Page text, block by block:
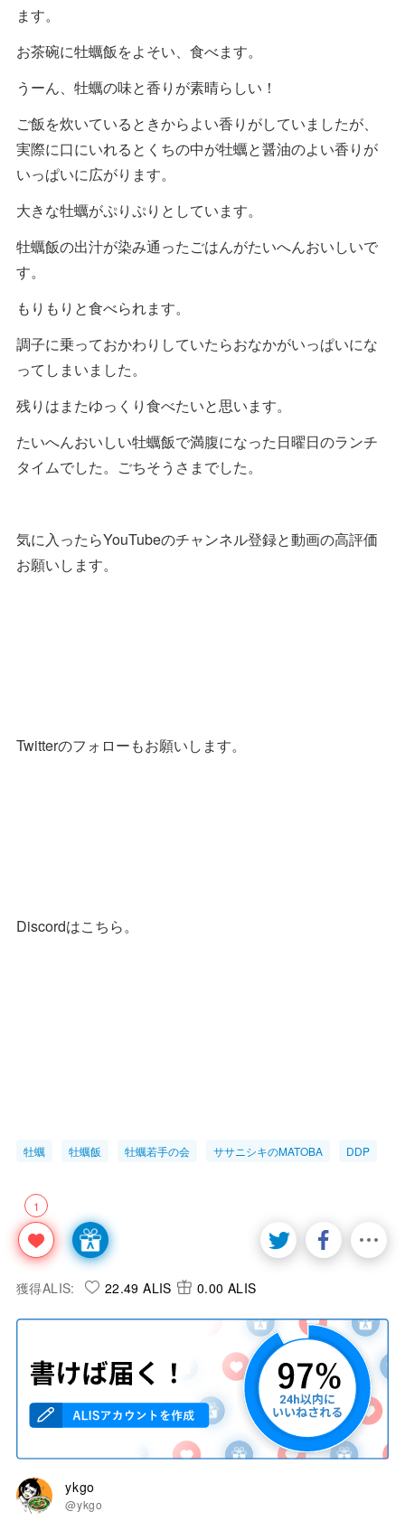
ます。
お茶碗に牡蠣飯をよそい、食べます。
うーん、牡蠣の味と香りが素晴らしい！
ご飯を炊いているときからよい香りがしていましたが、
実際に口にいれるとくちの中が牡蠣と醤油のよい香りが
いっぱいに広がります。
大きな牡蠣がぷりぷりとしています。
牡蠣飯の出汁が染み通ったごはんがたいへんおいしいで
す。
もりもりと食べられます。
調子に乗っておかわりしていたらおなかがいっぱいにな
ってしまいました。
残りはまたゆっくり食べたいと思います。
たいへんおいしい牡蠣飯で満腹になった日曜日のランチ
タイムでした。ごちそうさまでした。
気に入ったらYouTubeのチャンネル登録と動画の高評価
お願いします。
Twitterのフォローもお願いします。
Discordはこちら。
牡蠣 牡蠣飯 牡蠣若手の会 ササニシキのMATOBA DDP
1
獲得ALIS: 22.49 ALIS 0.00 ALIS
ykgo
@ykgo